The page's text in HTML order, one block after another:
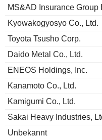
MS&AD Insurance Group
Kyowakogyosyo Co., Ltd.
Toyota Tsusho Corp.
Daido Metal Co., Ltd.
ENEOS Holdings, Inc.
Kanamoto Co., Ltd.
Kamigumi Co., Ltd.
Sakai Heavy Industries,
Unbekannt